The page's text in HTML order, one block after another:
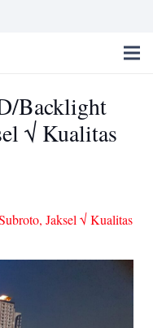
Backlight
√ Kualitas
Jaksel √ Kualitas